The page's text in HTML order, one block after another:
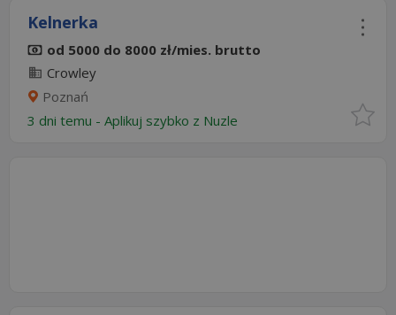
Kelnerka
od 5000 do 8000 zł/mies. brutto
Crowley
Poznań
3 dni temu - Aplikuj szybko z Nuzle